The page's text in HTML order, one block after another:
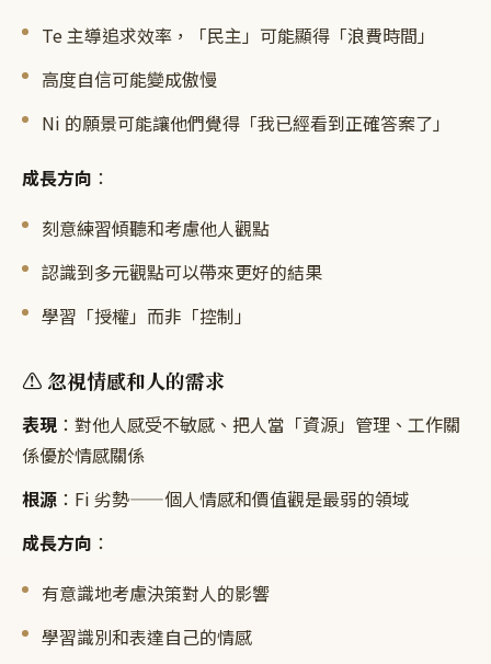
Te 主導追求效率，「民主」可能顯得「浪費時間」
高度自信可能變成傲慢
Ni 的願景可能讓他們覺得「我已經看到正確答案了」
成長方向 ：
刻意練習傾聽和考慮他人觀點
認識到多元觀點可以帶來更好的結果
學習「授權」而非「控制」
⚠️ 忽視情感和人的需求
表現 ：對他人感受不敏感、把人當「資源」管理、工作關
係優於情感關係
根源 ：Fi 劣勢——個人情感和價值觀是最弱的領域
成長方向 ：
有意識地考慮決策對人的影響
學習識別和表達自己的情感